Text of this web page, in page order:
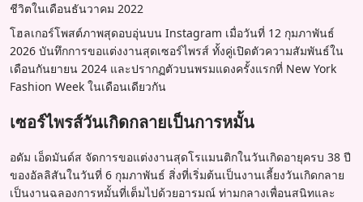
ชีวิตในเดือนธันวาคม 2022
โฮลเกอร์โพสต์ภาพสุดอบอุ่นบน Instagram เมื่อวันที่ 12 กุมภาพันธ์
2026 บันทึกการขอแต่งงานสุดเซอร์ไพรส์ ทั้งคู่เปิดตัวความสัมพันธ์ใน
เดือนกันยายน 2024 และปรากฏตัวบนพรมแดงครั้งแรกที่ New York
Fashion Week ในเดือนเดียวกัน
เซอร์ไพรส์วันเกิดกลายเป็นการหมั้น
อดัม เอ็ดมันด์ส จัดการขอแต่งงานสุดโรแมนติกในวันเกิดอายุครบ 38 ปี
ของอัลลิสันในวันที่ 6 กุมภาพันธ์ สิ่งที่เริ่มต้นเป็นงานเลี้ยงวันเกิดกลาย
เป็นงานฉลองการหมั้นที่เต็มไปด้วยอารมณ์ ท่ามกลางเพื่อนสนิทและ